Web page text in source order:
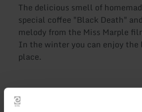
The delicious smell of
special coffee "Black Death"
melody from the Miss Marple
In the winter you can enjoy the
place.
Further